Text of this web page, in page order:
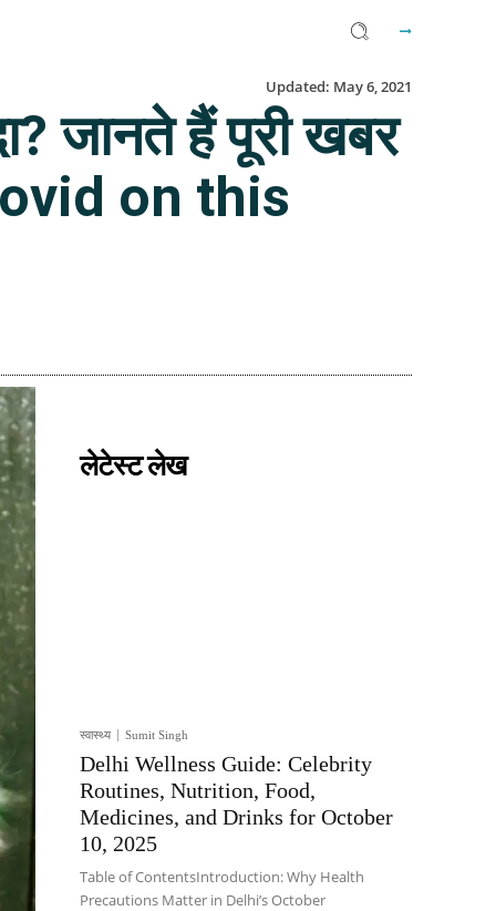
Updated: May 6, 2021
जानते हैं पूरी खबर
on this
लेटेस्ट लेख
स्वास्थ्य Sumit Singh
Delhi Wellness Guide: Celebrity
Routines, Nutrition, Food,
Medicines, and Drinks for October
10, 2025
Table of ContentsIntroduction: Why Health
Precautions Matter in Delhi’s October